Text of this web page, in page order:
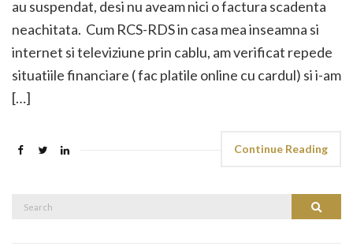
au suspendat, desi nu aveam nici o factura scadenta
neachitata. Cum RCS-RDS in casa mea inseamna si
internet si televiziune prin cablu, am verificat repede
situatiile financiare ( fac platile online cu cardul) si i-am
[…]
Continue Reading
Search